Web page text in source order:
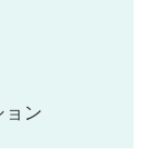
ョン